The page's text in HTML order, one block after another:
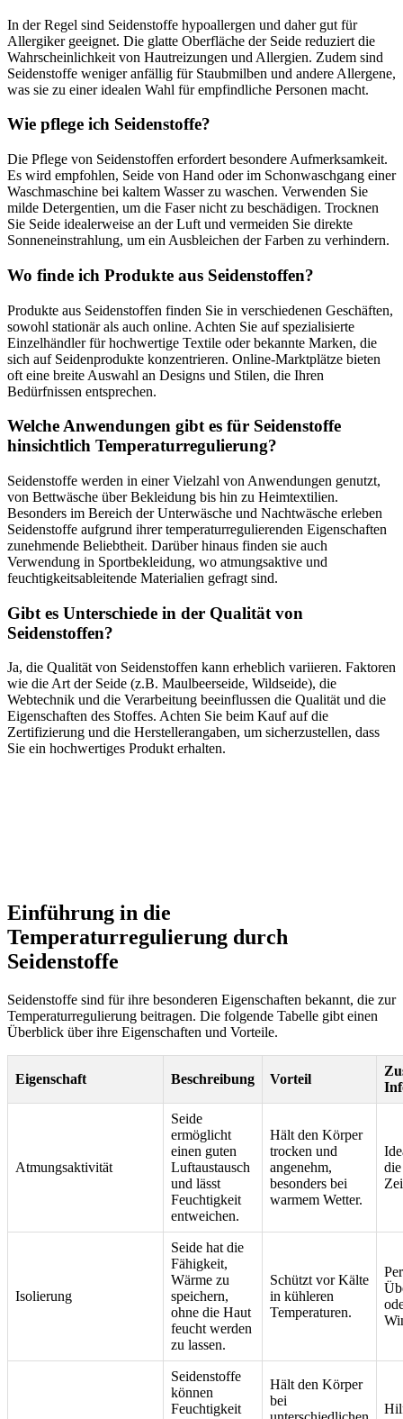
In der Regel sind Seidenstoffe hypoallergen und daher gut für
Allergiker geeignet. Die glatte Oberfläche der Seide reduziert die
Wahrscheinlichkeit von Hautreizungen und Allergien. Zudem sind
Seidenstoffe weniger anfällig für Staubmilben und andere Allergene,
was sie zu einer idealen Wahl für empfindliche Personen macht.
Wie pflege ich Seidenstoffe?
Die Pflege von Seidenstoffen erfordert besondere Aufmerksamkeit.
Es wird empfohlen, Seide von Hand oder im Schonwaschgang einer
Waschmaschine bei kaltem Wasser zu waschen. Verwenden Sie
milde Detergentien, um die Faser nicht zu beschädigen. Trocknen
Sie Seide idealerweise an der Luft und vermeiden Sie direkte
Sonneneinstrahlung, um ein Ausbleichen der Farben zu verhindern.
Wo finde ich Produkte aus Seidenstoffen?
Produkte aus Seidenstoffen finden Sie in verschiedenen Geschäften,
sowohl stationär als auch online. Achten Sie auf spezialisierte
Einzelhändler für hochwertige Textile oder bekannte Marken, die
sich auf Seidenprodukte konzentrieren. Online-Marktplätze bieten
oft eine breite Auswahl an Designs und Stilen, die Ihren
Bedürfnissen entsprechen.
Welche Anwendungen gibt es für Seidenstoffe
hinsichtlich Temperaturregulierung?
Seidenstoffe werden in einer Vielzahl von Anwendungen genutzt,
von Bettwäsche über Bekleidung bis hin zu Heimtextilien.
Besonders im Bereich der Unterwäsche und Nachtwäsche erleben
Seidenstoffe aufgrund ihrer temperaturregulierenden Eigenschaften
zunehmende Beliebtheit. Darüber hinaus finden sie auch
Verwendung in Sportbekleidung, wo atmungsaktive und
feuchtigkeitsableitende Materialien gefragt sind.
Gibt es Unterschiede in der Qualität von
Seidenstoffen?
Ja, die Qualität von Seidenstoffen kann erheblich variieren. Faktoren
wie die Art der Seide (z.B. Maulbeerseide, Wildseide), die
Webtechnik und die Verarbeitung beeinflussen die Qualität und die
Eigenschaften des Stoffes. Achten Sie beim Kauf auf die
Zertifizierung und die Herstellerangaben, um sicherzustellen, dass
Sie ein hochwertiges Produkt erhalten.
Einführung in die
Temperaturregulierung durch
Seidenstoffe
Seidenstoffe sind für ihre besonderen Eigenschaften bekannt, die zur
Temperaturregulierung beitragen. Die folgende Tabelle gibt einen
Überblick über ihre Eigenschaften und Vorteile.
Eigenschaft Beschreibung Vorteil
Atmungsaktivität
Seide
ermöglicht
einen guten
Luftaustausch
und lässt
Feuchtigkeit
entweichen.
Hält den Körper
trocken und
angenehm,
besonders bei
warmem Wetter.
Isolierung
Seide hat die
Fähigkeit,
Wärme zu
speichern,
ohne die Haut
feucht werden
zu lassen.
Schützt vor Kälte
in kühleren
Temperaturen.
Seidenstoffe
können
Feuchtigkeit
Hält den Körper
bei